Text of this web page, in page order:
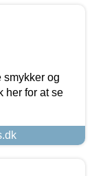
og
her for at se